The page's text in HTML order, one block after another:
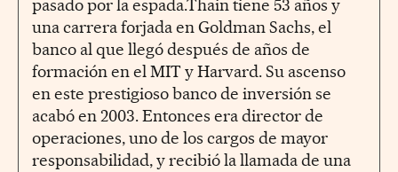
pasado por la espada.Thain tiene 53 años y
una carrera forjada en Goldman Sachs, el
banco al que llegó después de años de
formación en el MIT y Harvard. Su ascenso
en este prestigioso banco de inversión se
acabó en 2003. Entonces era director de
operaciones, uno de los cargos de mayor
responsabilidad, y recibió la llamada de una